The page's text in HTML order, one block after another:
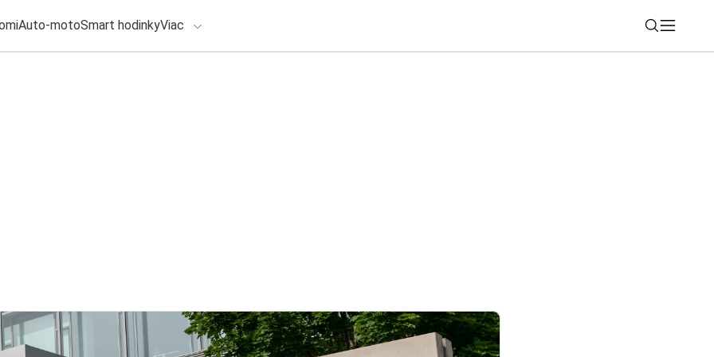
Auto-motoSmart hodinkyViac